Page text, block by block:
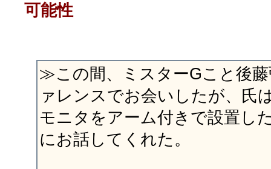
可能性
≫この間、ミスターGこと後
ァレンスでお会いしたが、氏
モニタをアーム付きで設置し
にお話してくれた。